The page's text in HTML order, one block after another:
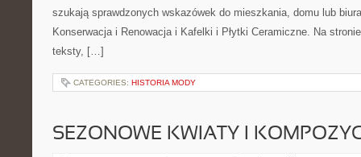
szukają sprawdzonych wskazówek do mieszkania, domu lub
Konserwacja i Renowacja i Kafelki i Płytki Ceramiczne. Na
teksty, […]
CATEGORIES: HISTORIA MODY
SEZONOWE KWIATY I